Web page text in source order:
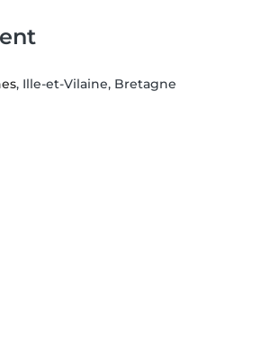
, Ille-et-Vilaine, Bretagne